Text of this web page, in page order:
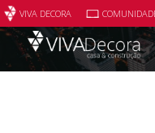
VIVA DECORA